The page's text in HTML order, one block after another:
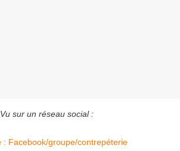
Vu sur un réseau social :